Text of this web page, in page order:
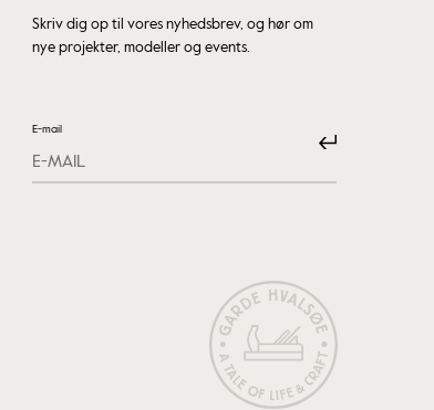
Skriv dig op til vores nyhedsbrev, og hør om
nye projekter, modeller og events.
E-mail
Submit